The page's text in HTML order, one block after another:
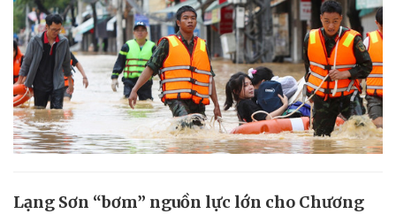
Lạng Sơn “bơm” nguồn lực lớn cho Chương